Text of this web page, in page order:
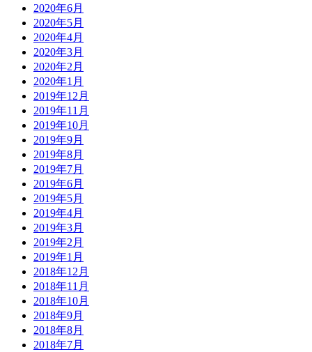
2020年6月
2020年5月
2020年4月
2020年3月
2020年2月
2020年1月
2019年12月
2019年11月
2019年10月
2019年9月
2019年8月
2019年7月
2019年6月
2019年5月
2019年4月
2019年3月
2019年2月
2019年1月
2018年12月
2018年11月
2018年10月
2018年9月
2018年8月
2018年7月